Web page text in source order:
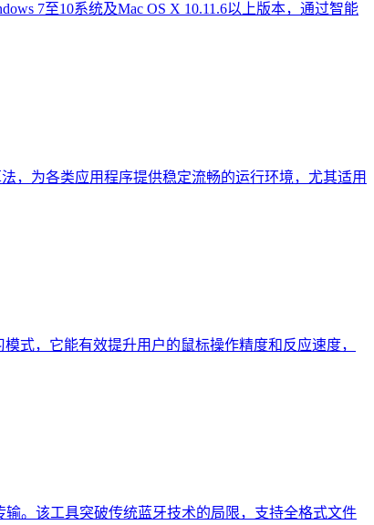
7至10系统及Mac OS X 10.11.6以上版本，通过智能
为各类应用程序提供稳定流畅的运行环境，尤其适用
式，它能有效提升用户的鼠标操作精度和反应速度，
。该工具突破传统蓝牙技术的局限，支持全格式文件